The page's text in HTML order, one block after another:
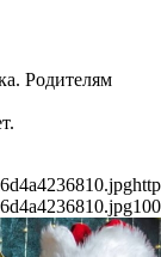
Родителям